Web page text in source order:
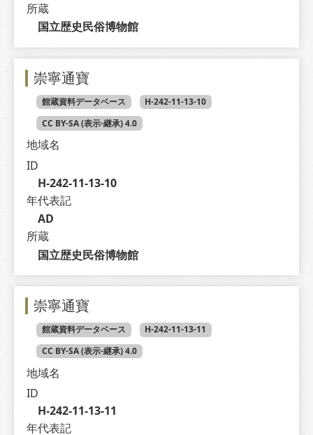
所蔵
国立歴史民俗博物館
崇寧通寶
館蔵資料データベース
H-242-11-13-10
CC BY-SA (表示-継承) 4.0
地域名
ID
H-242-11-13-10
年代表記
AD
所蔵
国立歴史民俗博物館
崇寧通寶
館蔵資料データベース
H-242-11-13-11
CC BY-SA (表示-継承) 4.0
地域名
ID
H-242-11-13-11
年代表記